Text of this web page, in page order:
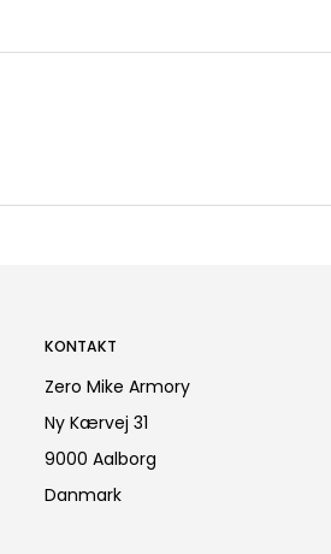
KONTAKT
Zero Mike Armory
Ny Kærvej 31
9000 Aalborg
Danmark